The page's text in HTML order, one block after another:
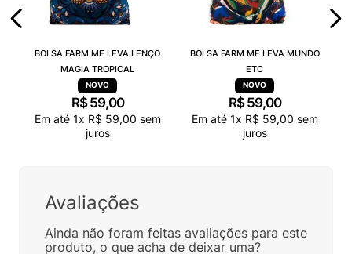
BOLSA FARM ME LEVA LENÇO
MAGIA TROPICAL
R$ 59,00
Em até 1x R$ 59,00 sem
juros
BOLSA FARM ME LEVA MUNDO
ETC
R$ 59,00
Em até 1x R$ 59,00 sem
juros
Avaliações
Ainda não foram feitas avaliações para este
produto, o que acha de deixar uma?